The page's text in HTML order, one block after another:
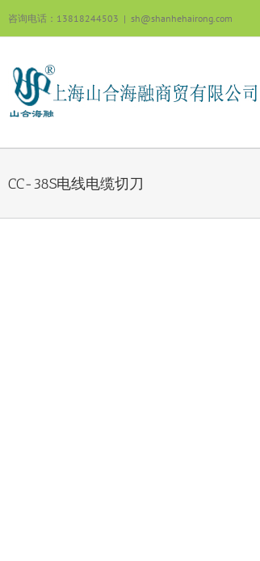
过
内
咨询电话：13818244503 | sh@shanhehairong.com
CC-38S电线电缆切刀